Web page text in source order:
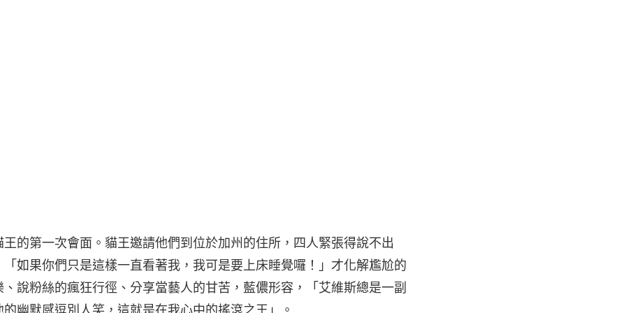
的第一次會面。貓王邀請他們到位於加州的住所，四人緊張得說不出
如果你們只是這樣一直看著我，我可是要上床睡覺囉！」才化解尷尬的
說粉絲的瘋狂行徑、分享當藝人的甘苦，藍儂形容，「艾維斯總是一副